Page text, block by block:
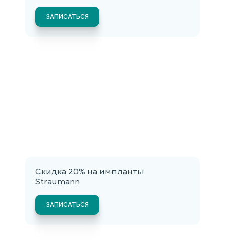
ЗАПИСАТЬСЯ
Скидка 20% на импланты
Straumann
ЗАПИСАТЬСЯ